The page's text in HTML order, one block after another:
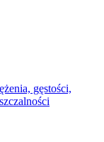
gęstości,